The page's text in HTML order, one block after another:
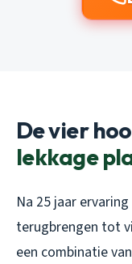
De vier
lekkage
Na 25 jaar
terugbrengen tot
een combinatie